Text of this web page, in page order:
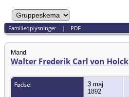
Familieoplysninger| PDF
Mand
Walter Frederik Carl von Holck
Fødsel
3 maj
1892